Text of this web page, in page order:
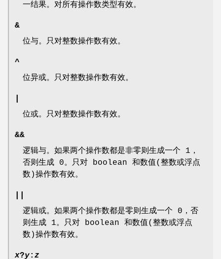
一结果。对所有操作数类型有效。
&
位与。只对整数操作数有效。
^
位异或。只对整数操作数有效。
位或。只对整数操作数有效。
&&
逻辑与。如果两个操作数都是非零则生成一个 1，
否则生成 0。只对 boolean 和数值(整数或浮点
数)操作数有效。
逻辑或。如果两个操作数都是零则生成一个 0，否
则生成 1。只对 boolean 和数值(整数或浮点
数)操作数有效。
x?y: z